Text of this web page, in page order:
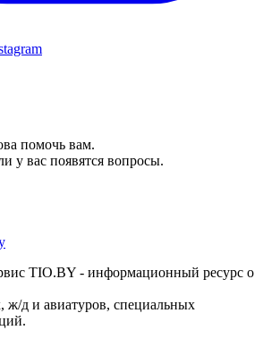
помочь вам.
у вас появятся вопросы.
TIO.BY - информационный ресурс о
ж/д и авиатуров, специальных